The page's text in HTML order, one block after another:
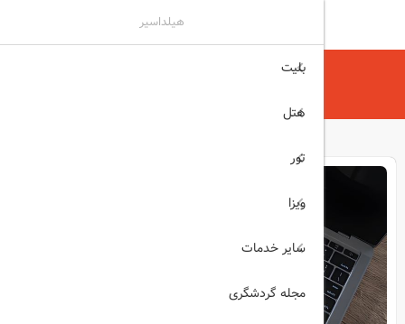
هیلداسیر
هیلداسیر
بلیت
هتل
تور
ویزا
سایر خدمات
مجله گردشگری